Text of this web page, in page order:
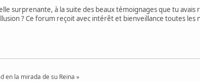
surprenante, à la suite des beaux témoignages que tu
? Ce forum reçoit avec intérêt et bienveillance toutes les
en la mirada de su Reina »